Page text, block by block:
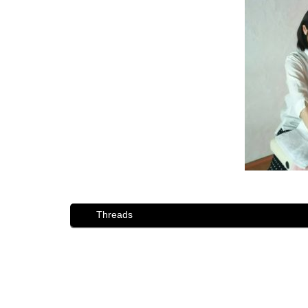
Threads